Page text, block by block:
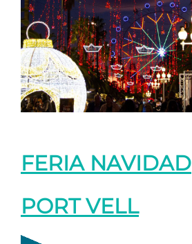
FERIA NAVIDAD
PORT VELL